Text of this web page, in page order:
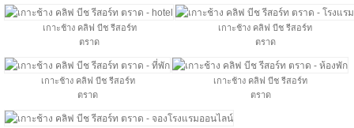
เกาะช้าง คลิฟ บีช รีสอร์ท
ตราด
เกาะช้าง คลิฟ บีช รีสอร์ท
ตราด
เกาะช้าง คลิฟ บีช รีสอร์ท
ตราด
เกาะช้าง คลิฟ บีช รีสอร์ท
ตราด